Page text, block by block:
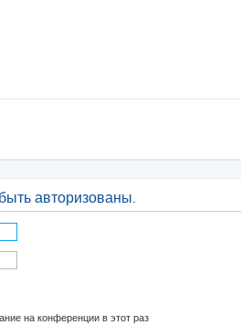
авторизованы.
на конференции в этот раз